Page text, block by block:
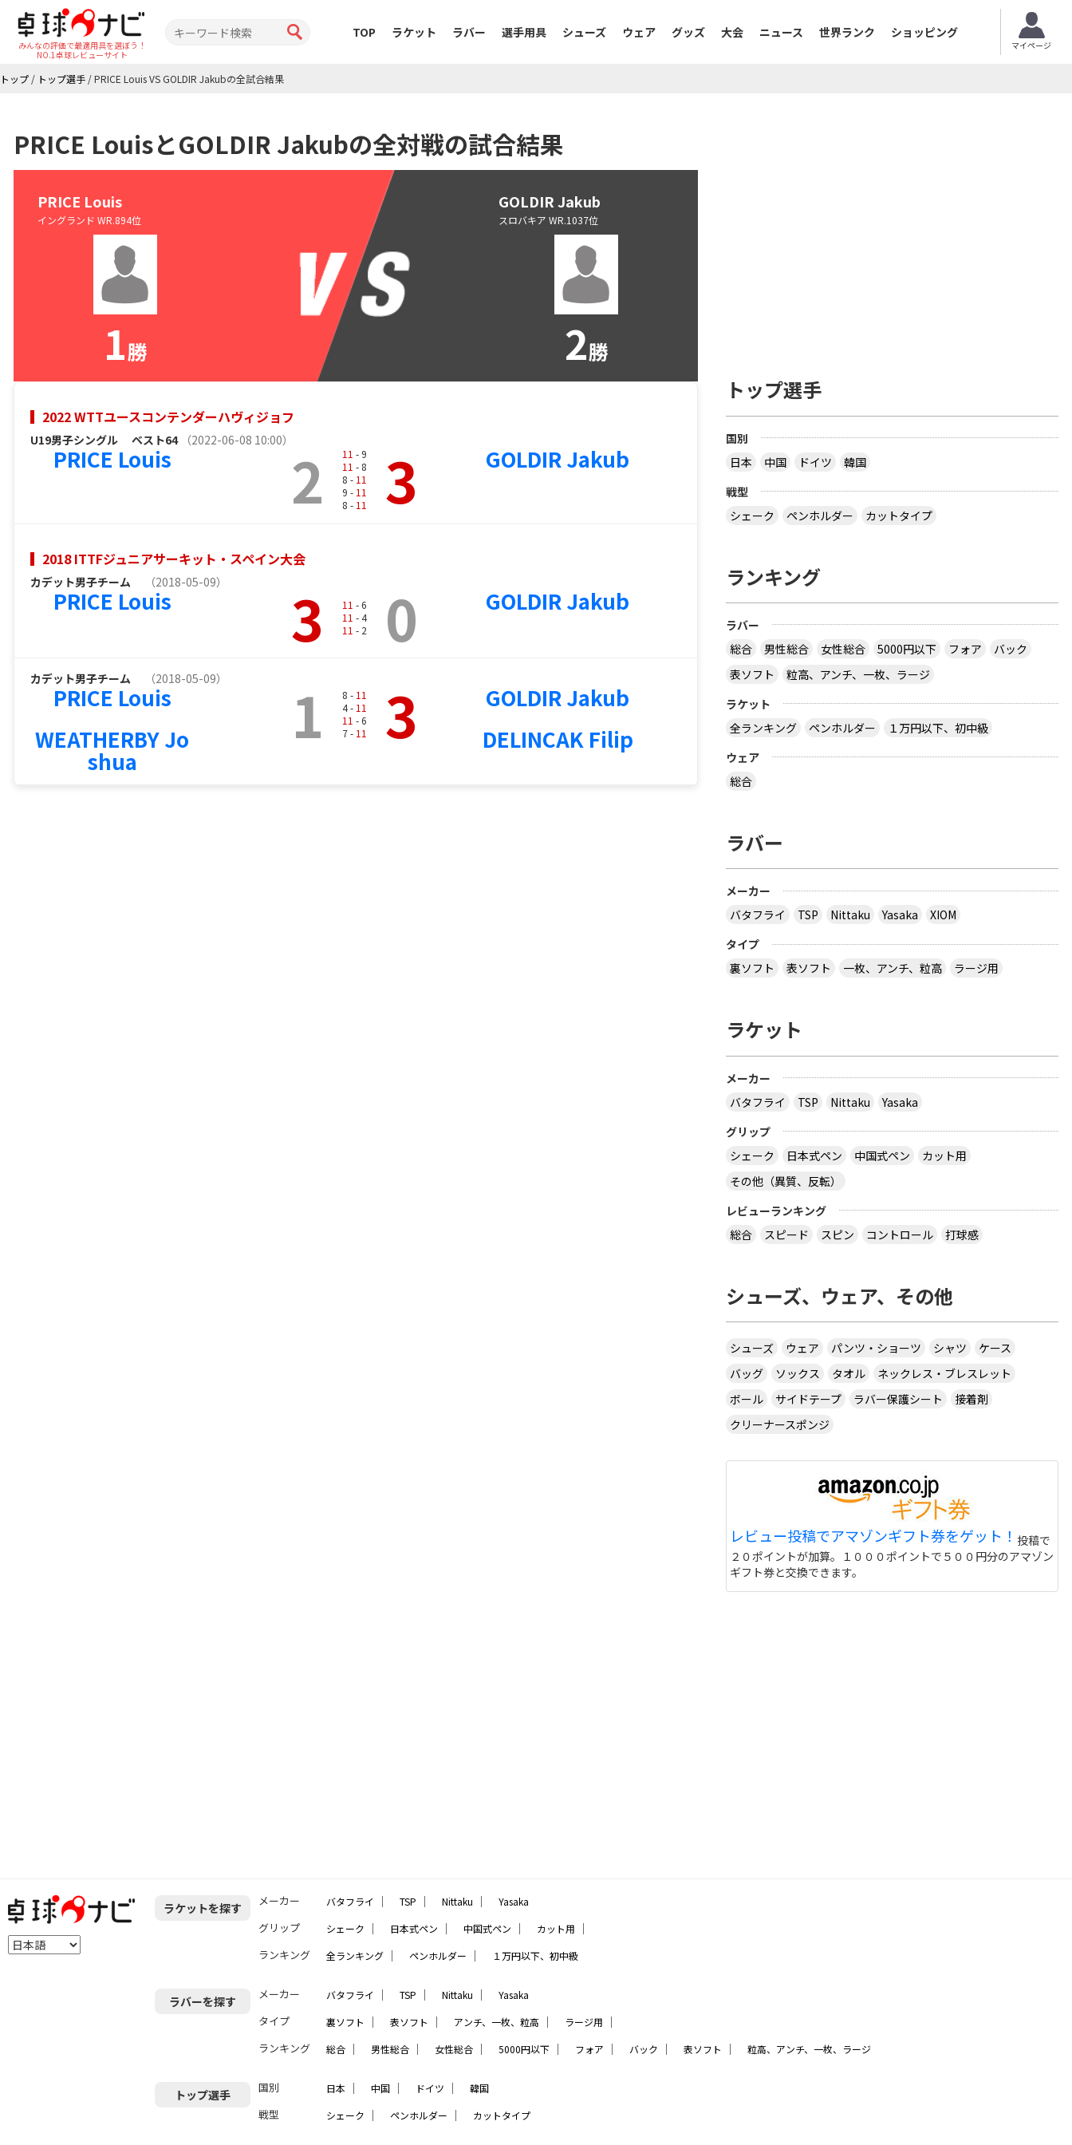
みんなの評価で最適用具を選ぼう！
NO.1卓球レビューサイト
TOP ラケット ラバー 選手用具 シューズ ウェア グッズ 大会 ニュース 世界ランク ショッピング
マイページ
トップ / トップ選手 /PRICE Louis VS GOLDIR Jakubの全試合結果
PRICE LouisとGOLDIR Jakubの全対戦の試合結果
PRICE Louis
イングランド WR.894位
1勝
GOLDIR Jakub
スロバキア WR.1037位
2勝
2022 WTTユースコンテンダーハヴィジョフ
U19男子シングル ベスト64 （2022-06-08 10:00）
PRICE Louis 2 11 - 9
11 - 8
8 - 11
9 - 11
8 - 11 3 GOLDIR Jakub
2018 ITTFジュニアサーキット・スペイン大会
カデット男子チーム （2018-05-09）
PRICE Louis 3 11 - 6
11 - 4
11 - 2 0 GOLDIR Jakub
カデット男子チーム （2018-05-09）
PRICE Louis
WEATHERBY Jo
shua
1 8 - 11
4 - 11
11 - 6
7 - 11 3
GOLDIR Jakub
DELINCAK Filip
トップ選手
国別
日本
中国 ドイツ
韓国
戦型
シェーク
ペンホルダー カットタイプ
ランキング
ラバー
総合
男性総合 女性総合 5000円以下 フォア
バック
表ソフト
粒高、アンチ、一枚、ラージ
ラケット
全ランキング
ペンホルダー
１万円以下、初中級
ウェア
総合
ラバー
メーカー
バタフライ
TSP Nittaku Yasaka
XIOM
タイプ
裏ソフト
表ソフト 一枚、アンチ、粒高 ラージ用
ラケット
メーカー
バタフライ
TSP Nittaku
Yasaka
グリップ
シェーク
日本式ペン 中国式ペン
カット用
その他（異質、反転）
レビューランキング
総合
スピード スピン コントロール 打球感
シューズ、ウェア、その他
シューズ ウェア パンツ・ショーツ シャツ
ケース
バッグ
ソックス タオル
ネックレス・ブレスレット
ボール
サイドテープ ラバー保護シート
接着剤
クリーナースポンジ
レビュー投稿でアマゾンギフト券をゲット！ 投稿で
２０ポイントが加算。１０００ポイントで５００円分のアマゾン
ギフト券と交換できます。
ラケットを探す メーカー バタフライ ｜ TSP ｜ Nittaku ｜ Yasaka
グリップ シェーク ｜ 日本式ペン ｜ 中国式ペン ｜ カット用 ｜
ランキング 全ランキング ｜ ペンホルダー ｜ １万円以下、初中級
ラバーを探す メーカー バタフライ ｜ TSP ｜ Nittaku ｜ Yasaka
タイプ 裏ソフト ｜ 表ソフト ｜ アンチ、一枚、粒高 ｜ ラージ用 ｜
ランキング 総合 ｜ 男性総合 ｜ 女性総合 ｜ 5000円以下 ｜ フォア ｜ バック ｜ 表ソフト ｜ 粒高、アンチ、一枚、ラージ
トップ選手 国別 日本 ｜ 中国 ｜ ドイツ ｜ 韓国
戦型 シェーク ｜ ペンホルダー ｜ カットタイプ